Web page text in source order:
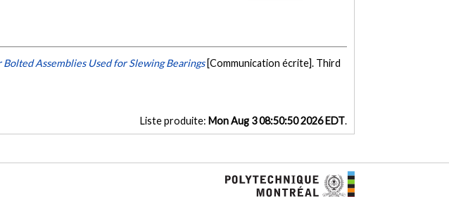
Assemblies Used for Slewing Bearings [Communication écrite]. Third
Liste produite: Mon Aug 3 08:50:50 2026 EDT.